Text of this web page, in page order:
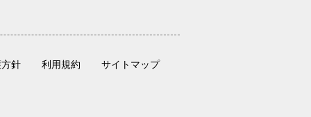
針 利用規約 サイトマップ